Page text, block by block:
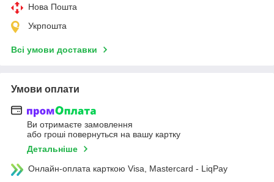
Нова Пошта
Укрпошта
Всі умови доставки
Умови оплати
Ви отримаєте замовлення
або гроші повернуться на вашу картку
Детальніше
Онлайн-оплата карткою Visa, Mastercard - LiqPay